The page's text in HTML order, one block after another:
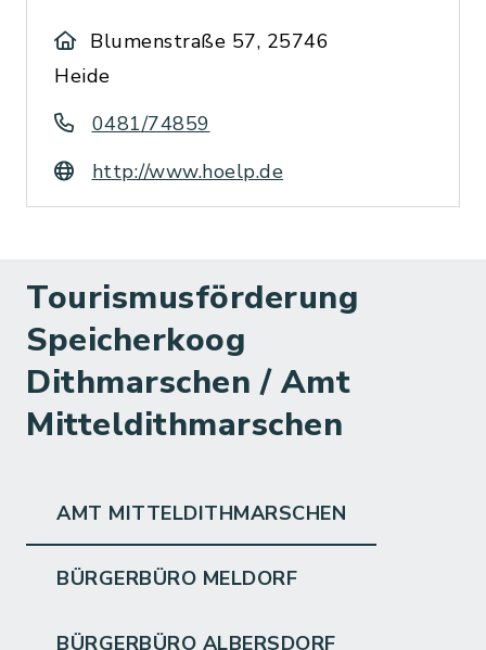
Blumenstraße 57, 25746
Heide
0481/74859
http://www.hoelp.de
Tourismusförderung
Speicherkoog
Dithmarschen / Amt
Mitteldithmarschen
AMT MITTELDITHMARSCHEN
BÜRGERBÜRO MELDORF
BÜRGERBÜRO ALBERSDORF